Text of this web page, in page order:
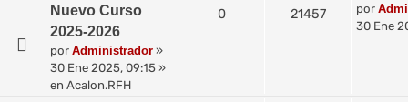
Nuevo Curso
2025-2026
por Administrador »
30 Ene 2025, 09:15 »
en Acalon.RFH
0 21457 por
30 Ene